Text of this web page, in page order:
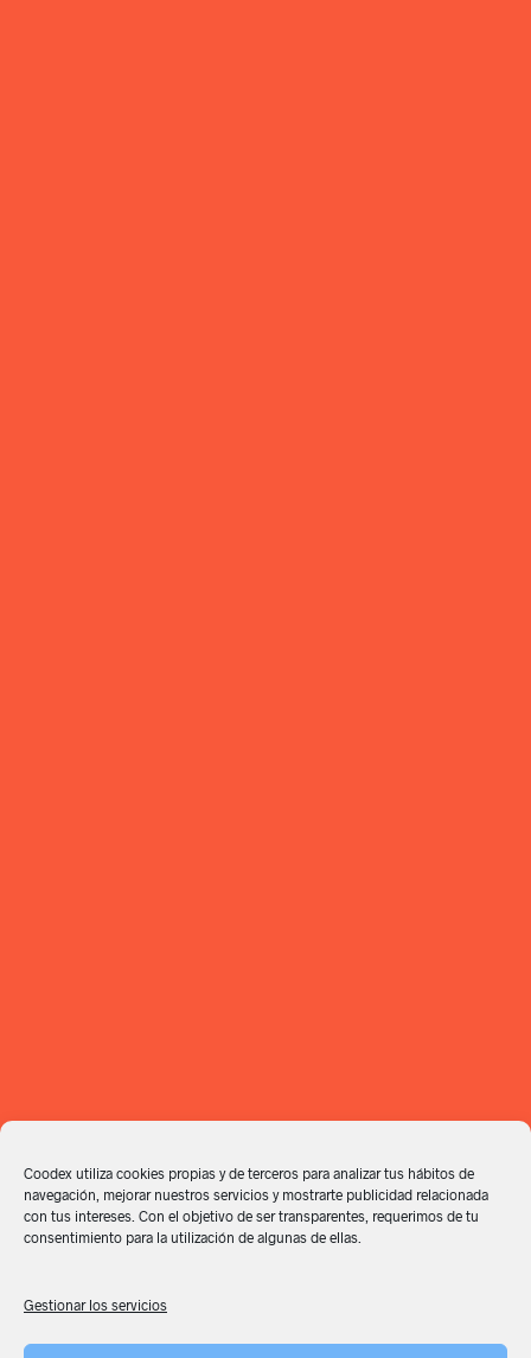
Coodex utiliza cookies propias y de terceros para analizar tus hábitos de
navegación, mejorar nuestros servicios y mostrarte publicidad relacionada
con tus intereses. Con el objetivo de ser transparentes, requerimos de tu
consentimiento para la utilización de algunas de ellas.
Gestionar los servicios